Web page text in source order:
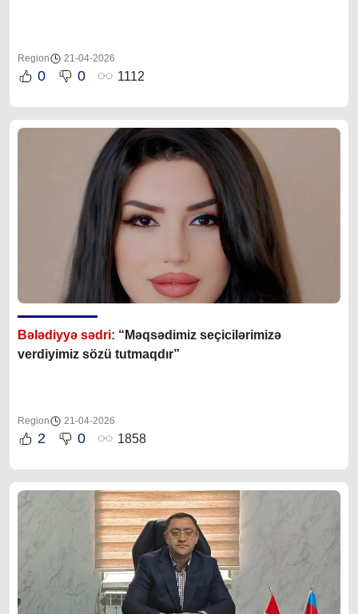
Region 21-04-2026
0 0 1112
Bələdiyyə sədri: “Məqsədimiz seçicilərimizə
verdiyimiz sözü tutmaqdır”
Region 21-04-2026
2 0 1858